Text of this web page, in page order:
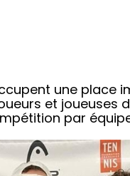
une place
et joueuses
par